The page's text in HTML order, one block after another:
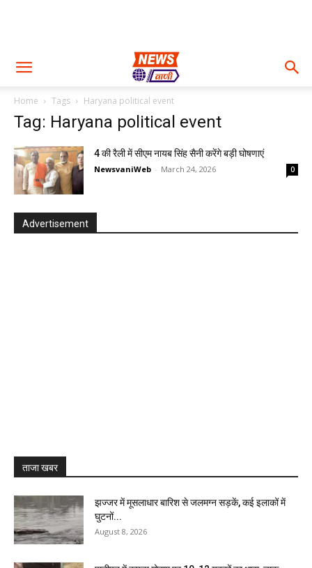
Home Tags Haryana political event
Tag: Haryana political event
4 की रैली में सीएम नायब सिंह सैनी करेंगे बड़ी घोषणाएं
NewsvaniWeb - March 24, 2026 0
Advertisement
ताजा खबर
झज्जर में मूसलाधार बारिश से जलमग्न सड़कें, कई इलाकों में
घुटनों...
August 8, 2026